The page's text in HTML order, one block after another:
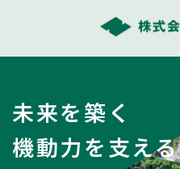
未来を築く
機動力を支える